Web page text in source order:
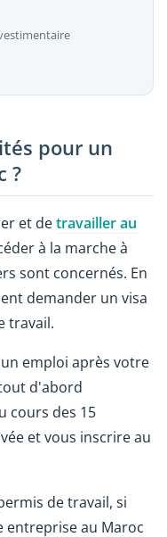
pour un
?
et detravailler au
à la marche à
sont concernés. En
demander un visa
travail.
emploi après votre
d'abord
cours des 15
et vous inscrire au
de travail, si
entreprise au Maroc